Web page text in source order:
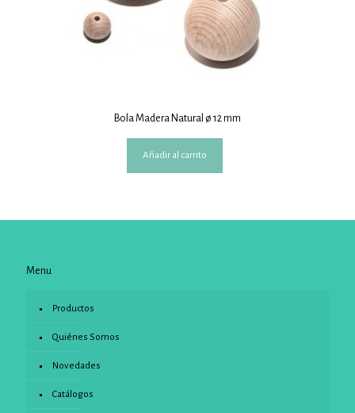
Bola Madera Natural ø 12 mm
Añadir al carrito
Menu
Productos
Quiénes Somos
Novedades
Catálogos